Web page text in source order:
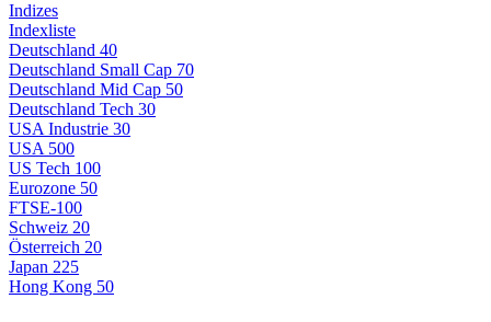
Indizes
Indexliste
Deutschland 40
Deutschland Small Cap 70
Deutschland Mid Cap 50
Deutschland Tech 30
USA Industrie 30
USA 500
US Tech 100
Eurozone 50
FTSE-100
Schweiz 20
Österreich 20
Japan 225
Hong Kong 50